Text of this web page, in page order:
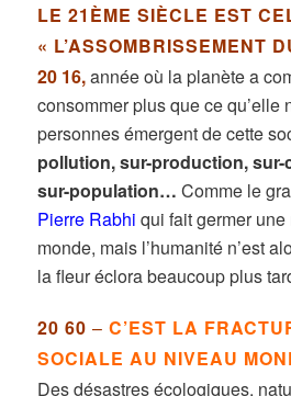
LE 21ÈME SIÈCLE EST
« L’ASSOMBRISSEMENT
20 16,année où la planète a
consommer plus que ce qu’elle
personnes émergent de cette
pollution, sur-production,
sur-population…Comme le
Pierre Rabhi qui fait germer
monde, mais l’humanité n’est
la fleur éclora beaucoup plus
20 60 – C’EST LA
SOCIALE AU NIVEAU
Des désastres écologiques,